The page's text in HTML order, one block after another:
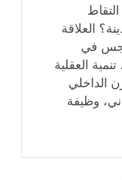
العلاقة
في
العقلية
الداخلي
وظيفة